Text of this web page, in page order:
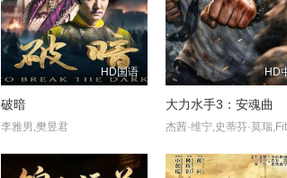
HD国语
破暗
李雅男,樊昱君
HD
大力水手3：安魂曲